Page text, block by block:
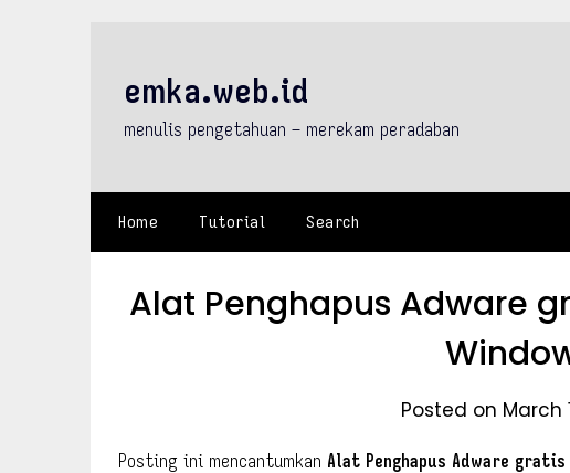
emka.web.id
menulis pengetahuan – merekam peradaban
Home Tutorial Search
Alat Penghapus Adware
Posted on March
Posting ini mencantumkan Alat Penghapus Adware